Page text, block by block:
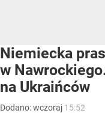
Niemiecka
w
na Ukraińców
Dodano:wczoraj 15:52